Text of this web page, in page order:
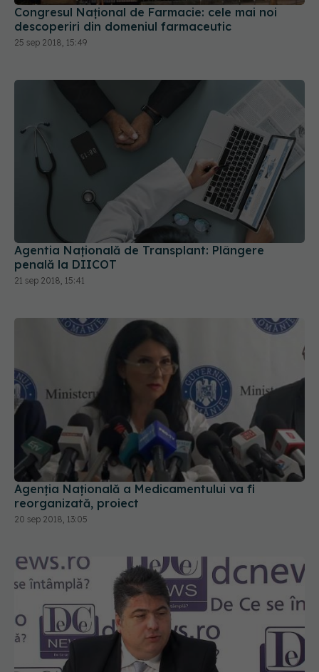
Congresul Național de Farmacie: cele mai noi
descoperiri din domeniul farmaceutic
25 sep 2018, 15:49
Agentia Națională de Transplant: Plângere
penală la DIICOT
21 sep 2018, 15:41
Agenția Națională a Medicamentului va fi
reorganizată, proiect
20 sep 2018, 13:05